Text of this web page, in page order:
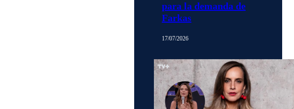
para la demanda de
Farkas
17/07/2026